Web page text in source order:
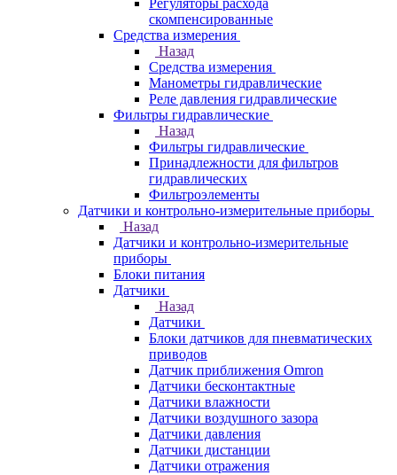
Регуляторы расхода
скомпенсированные
Средства измерения
Назад
Средства измерения
Манометры гидравлические
Реле давления гидравлические
Фильтры гидравлические
Назад
Фильтры гидравлические
Принадлежности для фильтров
гидравлических
Фильтроэлементы
Датчики и контрольно-измерительные приборы
Назад
Датчики и контрольно-измерительные
приборы
Блоки питания
Датчики
Назад
Датчики
Блоки датчиков для пневматических
приводов
Датчик приближения Omron
Датчики бесконтактные
Датчики влажности
Датчики воздушного зазора
Датчики давления
Датчики дистанции
Датчики отражения